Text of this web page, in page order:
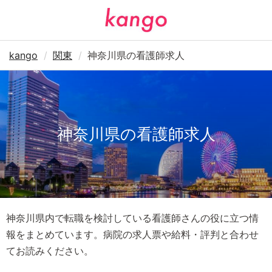
kango 関東 神奈川県の看護師求人
神奈川県の看護師求人
神奈川県内で転職を検討している看護師さんの役に立つ情
報をまとめています。病院の求人票や給料・評判と合わせ
てお読みください。